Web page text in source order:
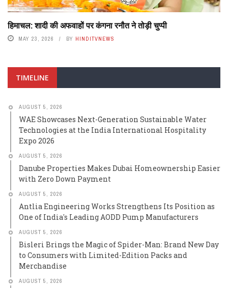
हिमाचल: शादी की अफवाहों पर कंगना रनौत ने तोड़ी चुप्पी
MAY 23, 2026 BY HINDITVNEWS
TIMELINE
AUGUST 5, 2026
WAE Showcases Next-Generation Sustainable Water
Technologies at the India International Hospitality
Expo 2026
AUGUST 5, 2026
Danube Properties Makes Dubai Homeownership Easier
with Zero Down Payment
AUGUST 5, 2026
Antlia Engineering Works Strengthens Its Position as
One of India's Leading AODD Pump Manufacturers
AUGUST 5, 2026
Bisleri Brings the Magic of Spider-Man: Brand New Day
to Consumers with Limited-Edition Packs and
Merchandise
AUGUST 5, 2026